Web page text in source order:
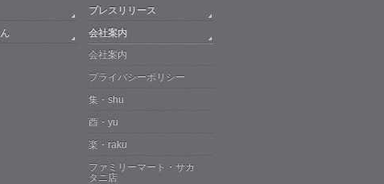
プレスリリース
会社案内
会社案内
プライバシーポリシー
集・shu
酉・yu
楽・raku
ファミリーマート・サカ
タニ店